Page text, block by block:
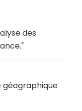
des
."
géographique